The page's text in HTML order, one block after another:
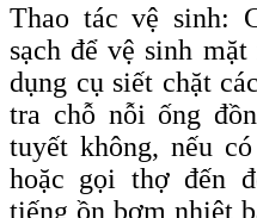
Thao tác vệ sinh:
sạch để vệ sinh
dụng cụ siết chặt
tra chỗ nỗi ống
tuyết không, nếu
hoặc gọi thợ đến
tiếng ồn bơm nhiệt